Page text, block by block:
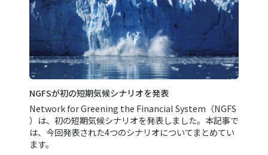
NGFSが初の短期気候シナリオを発表
Network for Greening the Financial System（NGFS
）は、初の短期気候シナリオを発表しました。本記事で
は、今回発表された4つのシナリオについてまとめてい
ます。